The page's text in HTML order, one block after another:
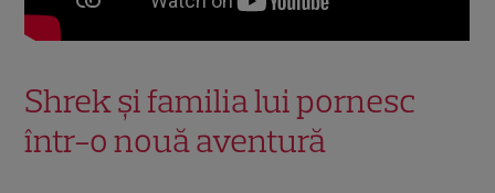
Shrek și familia lui pornesc
într-o nouă aventură